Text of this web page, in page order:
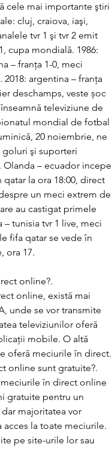
cele mai importante ştiri
cluj, craiova, iaşi,
tvr 1 şi tvr 2 emit
cupa mondială. 1986:
– franța 1-0, meci
2018: argentina – franța
deschamps, veste șoc
televiziune de
mondial de fotbal
20 noiembrie, ne
şi suporteri
– ecuador incepe
la ora 18:00, direct
un meci extrem de
au castigat primele
tunisia tvr 1 live, meci
fifa qatar se vede în
ora 17.
online?.
online, există mai
unde se vor transmite
televiziunilor oferă
mobile. O altă
oferă meciurile în direct.
online sunt gratuite?.
în direct online
gratuite pentru un
majoritatea vor
la toate meciurile.
pe site-urile lor sau